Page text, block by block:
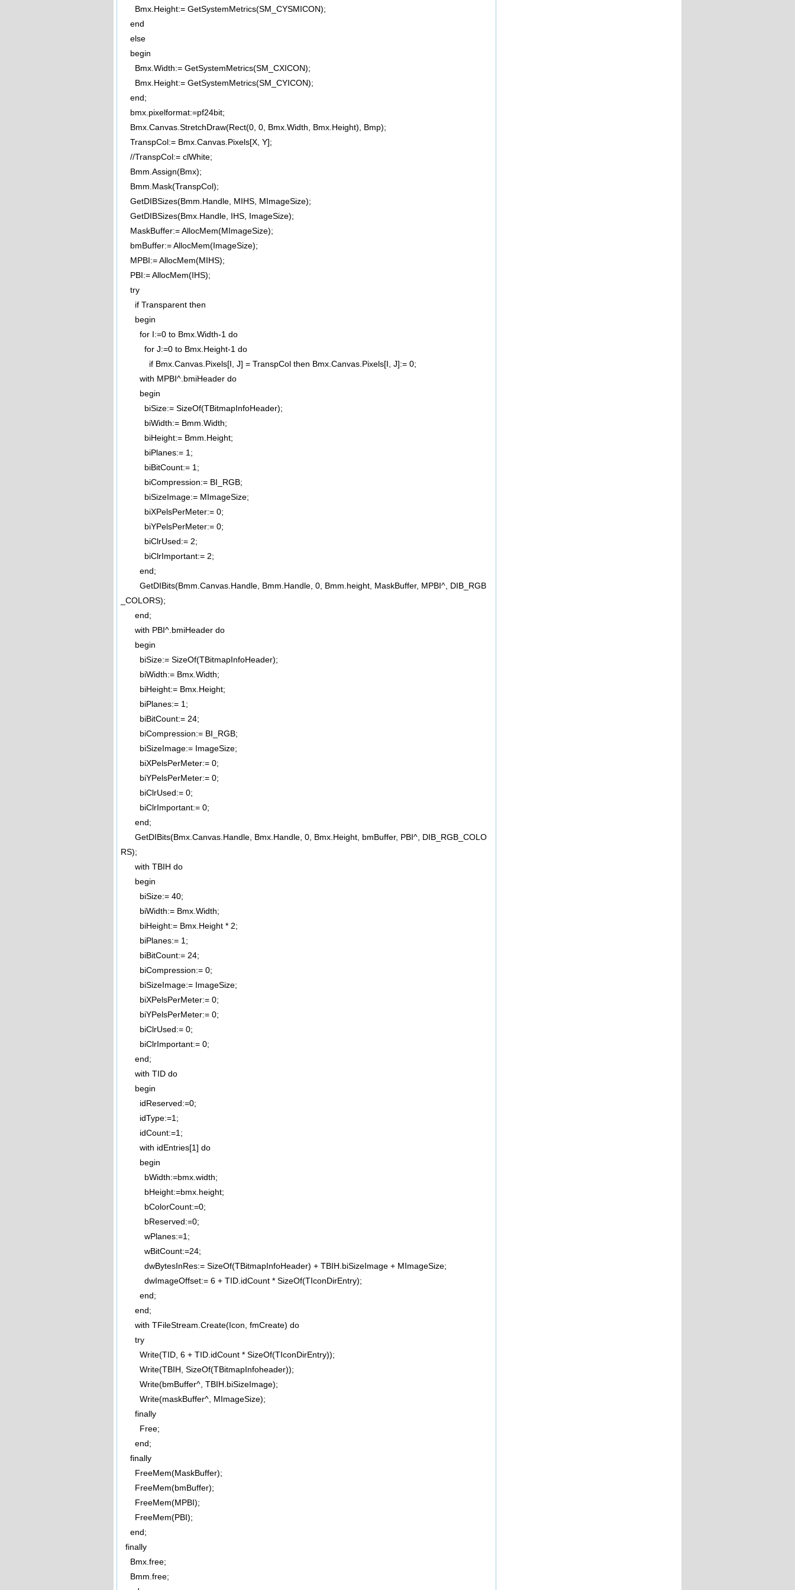
Bmx.Height:= GetSystemMetrics(SM_CYSMICON);
end
else
begin
Bmx.Width:= GetSystemMetrics(SM_CXICON);
Bmx.Height:= GetSystemMetrics(SM_CYICON);
end;
bmx.pixelformat:=pf24bit;
Bmx.Canvas.StretchDraw(Rect(0, 0, Bmx.Width, Bmx.Height), Bmp);
TranspCol:= Bmx.Canvas.Pixels[X, Y];
//TranspCol:= clWhite;
Bmm.Assign(Bmx);
Bmm.Mask(TranspCol);
GetDIBSizes(Bmm.Handle, MIHS, MImageSize);
GetDIBSizes(Bmx.Handle, IHS, ImageSize);
MaskBuffer:= AllocMem(MImageSize);
bmBuffer:= AllocMem(ImageSize);
MPBI:= AllocMem(MIHS);
PBI:= AllocMem(IHS);
try
if Transparent then
begin
for I:=0 to Bmx.Width-1 do
for J:=0 to Bmx.Height-1 do
if Bmx.Canvas.Pixels[I, J] = TranspCol then Bmx.Canvas.Pixels[I, J]:= 0;
with MPBI^.bmiHeader do
begin
biSize:= SizeOf(TBitmapInfoHeader);
biWidth:= Bmm.Width;
biHeight:= Bmm.Height;
biPlanes:= 1;
biBitCount:= 1;
biCompression:= BI_RGB;
biSizeImage:= MImageSize;
biXPelsPerMeter:= 0;
biYPelsPerMeter:= 0;
biClrUsed:= 2;
biClrImportant:= 2;
end;
GetDIBits(Bmm.Canvas.Handle, Bmm.Handle, 0, Bmm.height, MaskBuffer, MPBI^, DIB_RGB
_COLORS);
end;
with PBI^.bmiHeader do
begin
biSize:= SizeOf(TBitmapInfoHeader);
biWidth:= Bmx.Width;
biHeight:= Bmx.Height;
biPlanes:= 1;
biBitCount:= 24;
biCompression:= BI_RGB;
biSizeImage:= ImageSize;
biXPelsPerMeter:= 0;
biYPelsPerMeter:= 0;
biClrUsed:= 0;
biClrImportant:= 0;
end;
GetDIBits(Bmx.Canvas.Handle, Bmx.Handle, 0, Bmx.Height, bmBuffer, PBI^, DIB_RGB_COLO
RS);
with TBIH do
begin
biSize:= 40;
biWidth:= Bmx.Width;
biHeight:= Bmx.Height * 2;
biPlanes:= 1;
biBitCount:= 24;
biCompression:= 0;
biSizeImage:= ImageSize;
biXPelsPerMeter:= 0;
biYPelsPerMeter:= 0;
biClrUsed:= 0;
biClrImportant:= 0;
end;
with TID do
begin
idReserved:=0;
idType:=1;
idCount:=1;
with idEntries[1] do
begin
bWidth:=bmx.width;
bHeight:=bmx.height;
bColorCount:=0;
bReserved:=0;
wPlanes:=1;
wBitCount:=24;
dwBytesInRes:= SizeOf(TBitmapInfoHeader) + TBIH.biSizeImage + MImageSize;
dwImageOffset:= 6 + TID.idCount * SizeOf(TIconDirEntry);
end;
end;
with TFileStream.Create(Icon, fmCreate) do
try
Write(TID, 6 + TID.idCount * SizeOf(TIconDirEntry));
Write(TBIH, SizeOf(TBitmapInfoheader));
Write(bmBuffer^, TBIH.biSizeImage);
Write(maskBuffer^, MImageSize);
finally
Free;
end;
finally
FreeMem(MaskBuffer);
FreeMem(bmBuffer);
FreeMem(MPBI);
FreeMem(PBI);
end;
finally
Bmx.free;
Bmm.free;